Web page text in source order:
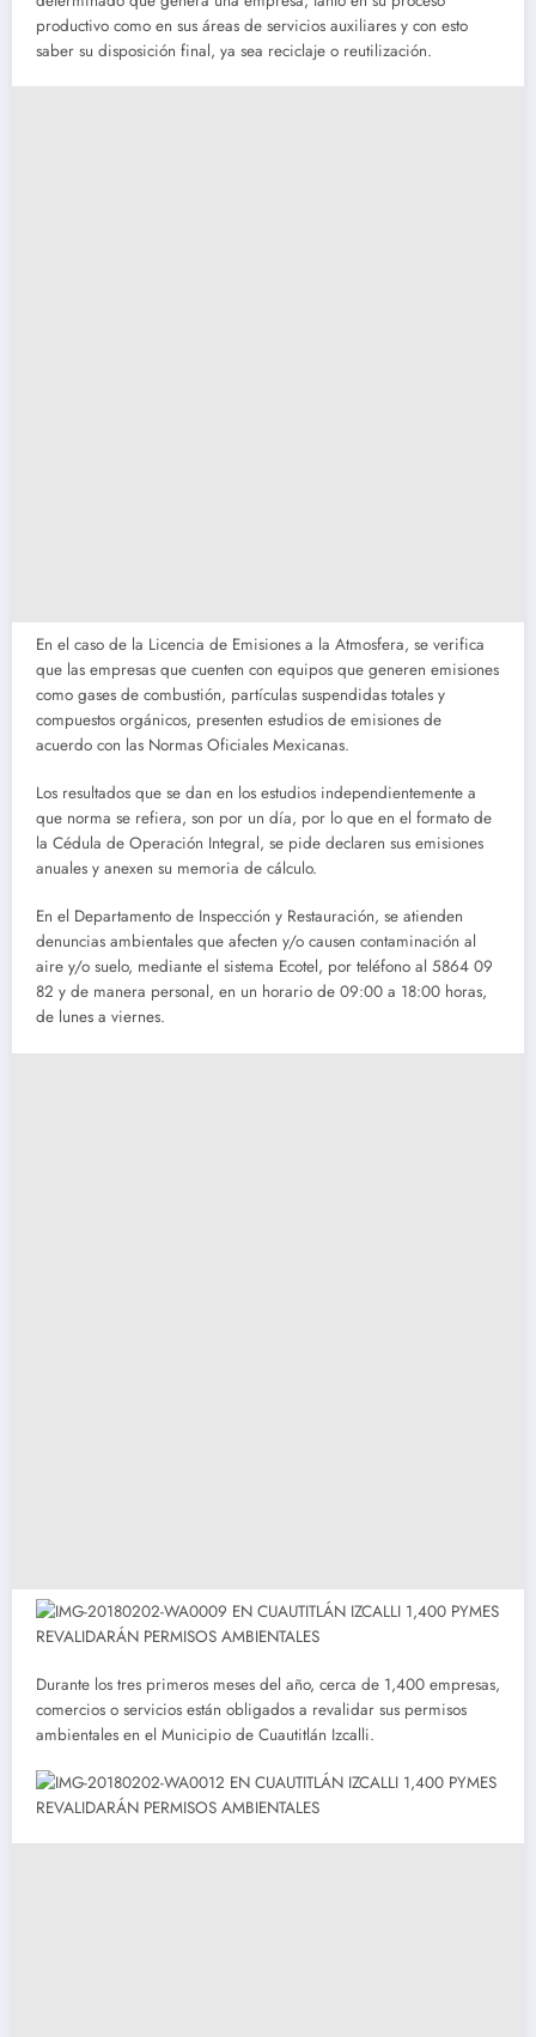
productivo como en sus áreas de servicios auxiliares y con esto
saber su disposición final, ya sea reciclaje o reutilización.
En el caso de la Licencia de Emisiones a la Atmosfera, se verifica
que las empresas que cuenten con equipos que generen emisiones
como gases de combustión, partículas suspendidas totales y
compuestos orgánicos, presenten estudios de emisiones de
acuerdo con las Normas Oficiales Mexicanas.
Los resultados que se dan en los estudios independientemente a
que norma se refiera, son por un día, por lo que en el formato de
la Cédula de Operación Integral, se pide declaren sus emisiones
anuales y anexen su memoria de cálculo.
En el Departamento de Inspección y Restauración, se atienden
denuncias ambientales que afecten y/o causen contaminación al
aire y/o suelo, mediante el sistema Ecotel, por teléfono al 5864 09
82 y de manera personal, en un horario de 09:00 a 18:00 horas,
de lunes a viernes.
Durante los tres primeros meses del año, cerca de 1,400 empresas,
comercios o servicios están obligados a revalidar sus permisos
ambientales en el Municipio de Cuautitlán Izcalli.